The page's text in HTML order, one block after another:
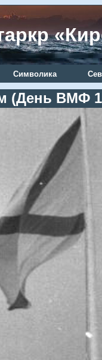
Символика
(День ВМФ